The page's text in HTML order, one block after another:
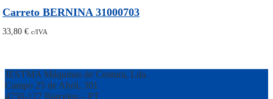
Carreto BERNINA 31000703
33,80 € c/IVA
JESTMA Máquinas de Costura, Lda.
Campo 25 de Abril, 301
4750-127 Barcelos – PT